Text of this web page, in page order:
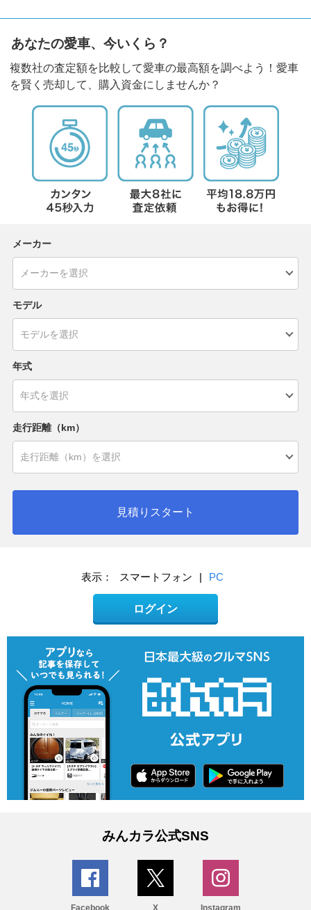
あなたの愛車、今いくら？
複数社の査定額を比較して愛車の最高額を調べよう！愛車
を賢く売却して、購入資金にしませんか？
メーカー
モデル
年式
走行距離（km）
見積りスタート
表示： スマートフォン | PC
ログイン
みんカラ公式SNS
Facebook X Instagram